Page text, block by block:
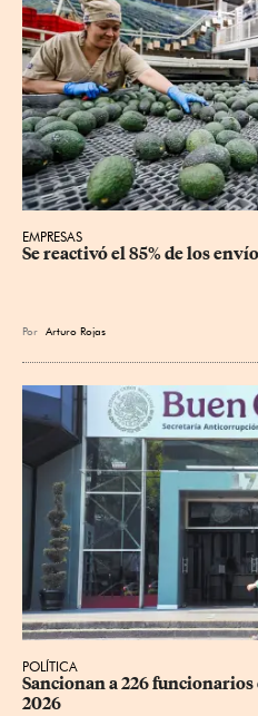
EMPRESAS
Se reactivó el 85% de los
Por Arturo Rojas
POLÍTICA
Sancionan a 226
2026